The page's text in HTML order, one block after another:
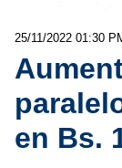
25/11/2022 01:30
en Bs.